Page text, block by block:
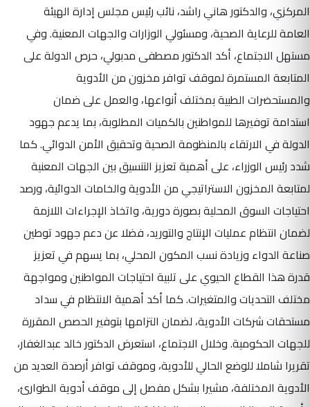
المركزي، والدكتور هاني راشد، نائب رئيس مجلس إدارة الهيئة
العامة للرعاية الصحية، ومسئولي الوزارات والجهات المعنية. وفي
مستهل الاجتماع، أكد الدكتور مصطفى مدبولي، حرص الدولة على
المتابعة المستمرة لموقف توافر مخزون من الأدوية
والمستحضرات الطبية بمختلف أنواعها، والعمل على ضمان
استدامة توفيرها للمواطنين بالكميات المطلوبة، بما يدعم جهود
الدولة في الارتقاء بالمنظومة الصحية وتحقيق الأمن الدوائي. كما
شدد رئيس الوزراء، على أهمية تعزيز التنسيق بين الجهات المعنية
لمتابعة المخزون الاستراتيجي من الأدوية والخامات الدوائية، ورصد
احتياجات السوق المحلية بصورة دورية، واتخاذ الإجراءات اللازمة
لضمان انتظام عمليات الإنتاج والتوريد، فضلا عن دعم جهود توطين
صناعة الدواء وزيادة نسب المكون المحلي، بما يسهم في تعزيز
قدرة هذا القطاع الحيوي على تلبية احتياجات المواطنين ومواجهة
مختلف التحديات والمتغيرات. كما أكد أهمية الانتظام في سداد
مستحقات شركات الأدوية، لضمان التزامها بتوفير الحصص المقررة
للجهات الحكومية. وخلال الاجتماع، استعرض الدكتور خالد عبدالغفار،
تقريرا شاملا للوضع الحالي للأدوية، وموقف توافر أرصدة العديد من
الأدوية المختلفة، مشيرا بشكل مفصل إلى موقف أدوية الطوارئ،